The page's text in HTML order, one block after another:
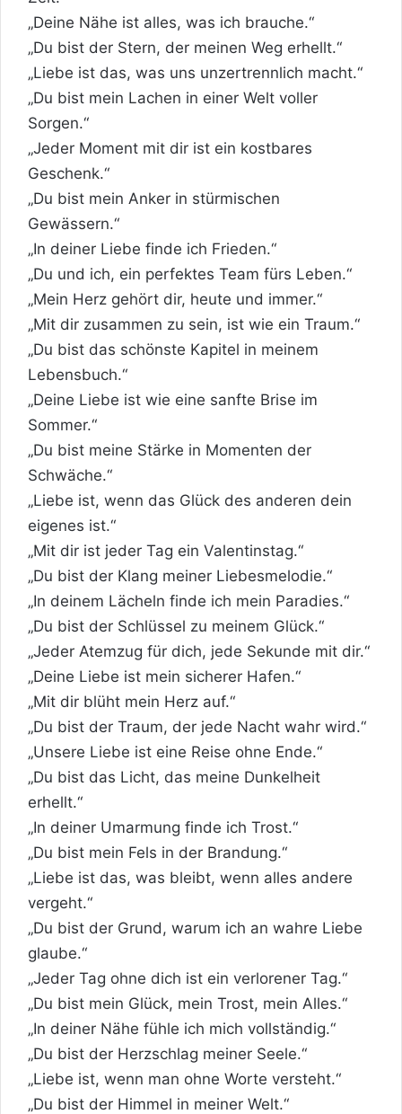
„Deine Nähe ist alles, was ich brauche.“
„Du bist der Stern, der meinen Weg erhellt.“
„Liebe ist das, was uns unzertrennlich macht.“
„Du bist mein Lachen in einer Welt voller
Sorgen.“
„Jeder Moment mit dir ist ein kostbares
Geschenk.“
„Du bist mein Anker in stürmischen
Gewässern.“
„In deiner Liebe finde ich Frieden.“
„Du und ich, ein perfektes Team fürs Leben.“
„Mein Herz gehört dir, heute und immer.“
„Mit dir zusammen zu sein, ist wie ein Traum.“
„Du bist das schönste Kapitel in meinem
Lebensbuch.“
„Deine Liebe ist wie eine sanfte Brise im
Sommer.“
„Du bist meine Stärke in Momenten der
Schwäche.“
„Liebe ist, wenn das Glück des anderen dein
eigenes ist.“
„Mit dir ist jeder Tag ein Valentinstag.“
„Du bist der Klang meiner Liebesmelodie.“
„In deinem Lächeln finde ich mein Paradies.“
„Du bist der Schlüssel zu meinem Glück.“
„Jeder Atemzug für dich, jede Sekunde mit dir.“
„Deine Liebe ist mein sicherer Hafen.“
„Mit dir blüht mein Herz auf.“
„Du bist der Traum, der jede Nacht wahr wird.“
„Unsere Liebe ist eine Reise ohne Ende.“
„Du bist das Licht, das meine Dunkelheit
erhellt.“
„In deiner Umarmung finde ich Trost.“
„Du bist mein Fels in der Brandung.“
„Liebe ist das, was bleibt, wenn alles andere
vergeht.“
„Du bist der Grund, warum ich an wahre Liebe
glaube.“
„Jeder Tag ohne dich ist ein verlorener Tag.“
„Du bist mein Glück, mein Trost, mein Alles.“
„In deiner Nähe fühle ich mich vollständig.“
„Du bist der Herzschlag meiner Seele.“
„Liebe ist, wenn man ohne Worte versteht.“
„Du bist der Himmel in meiner Welt.“